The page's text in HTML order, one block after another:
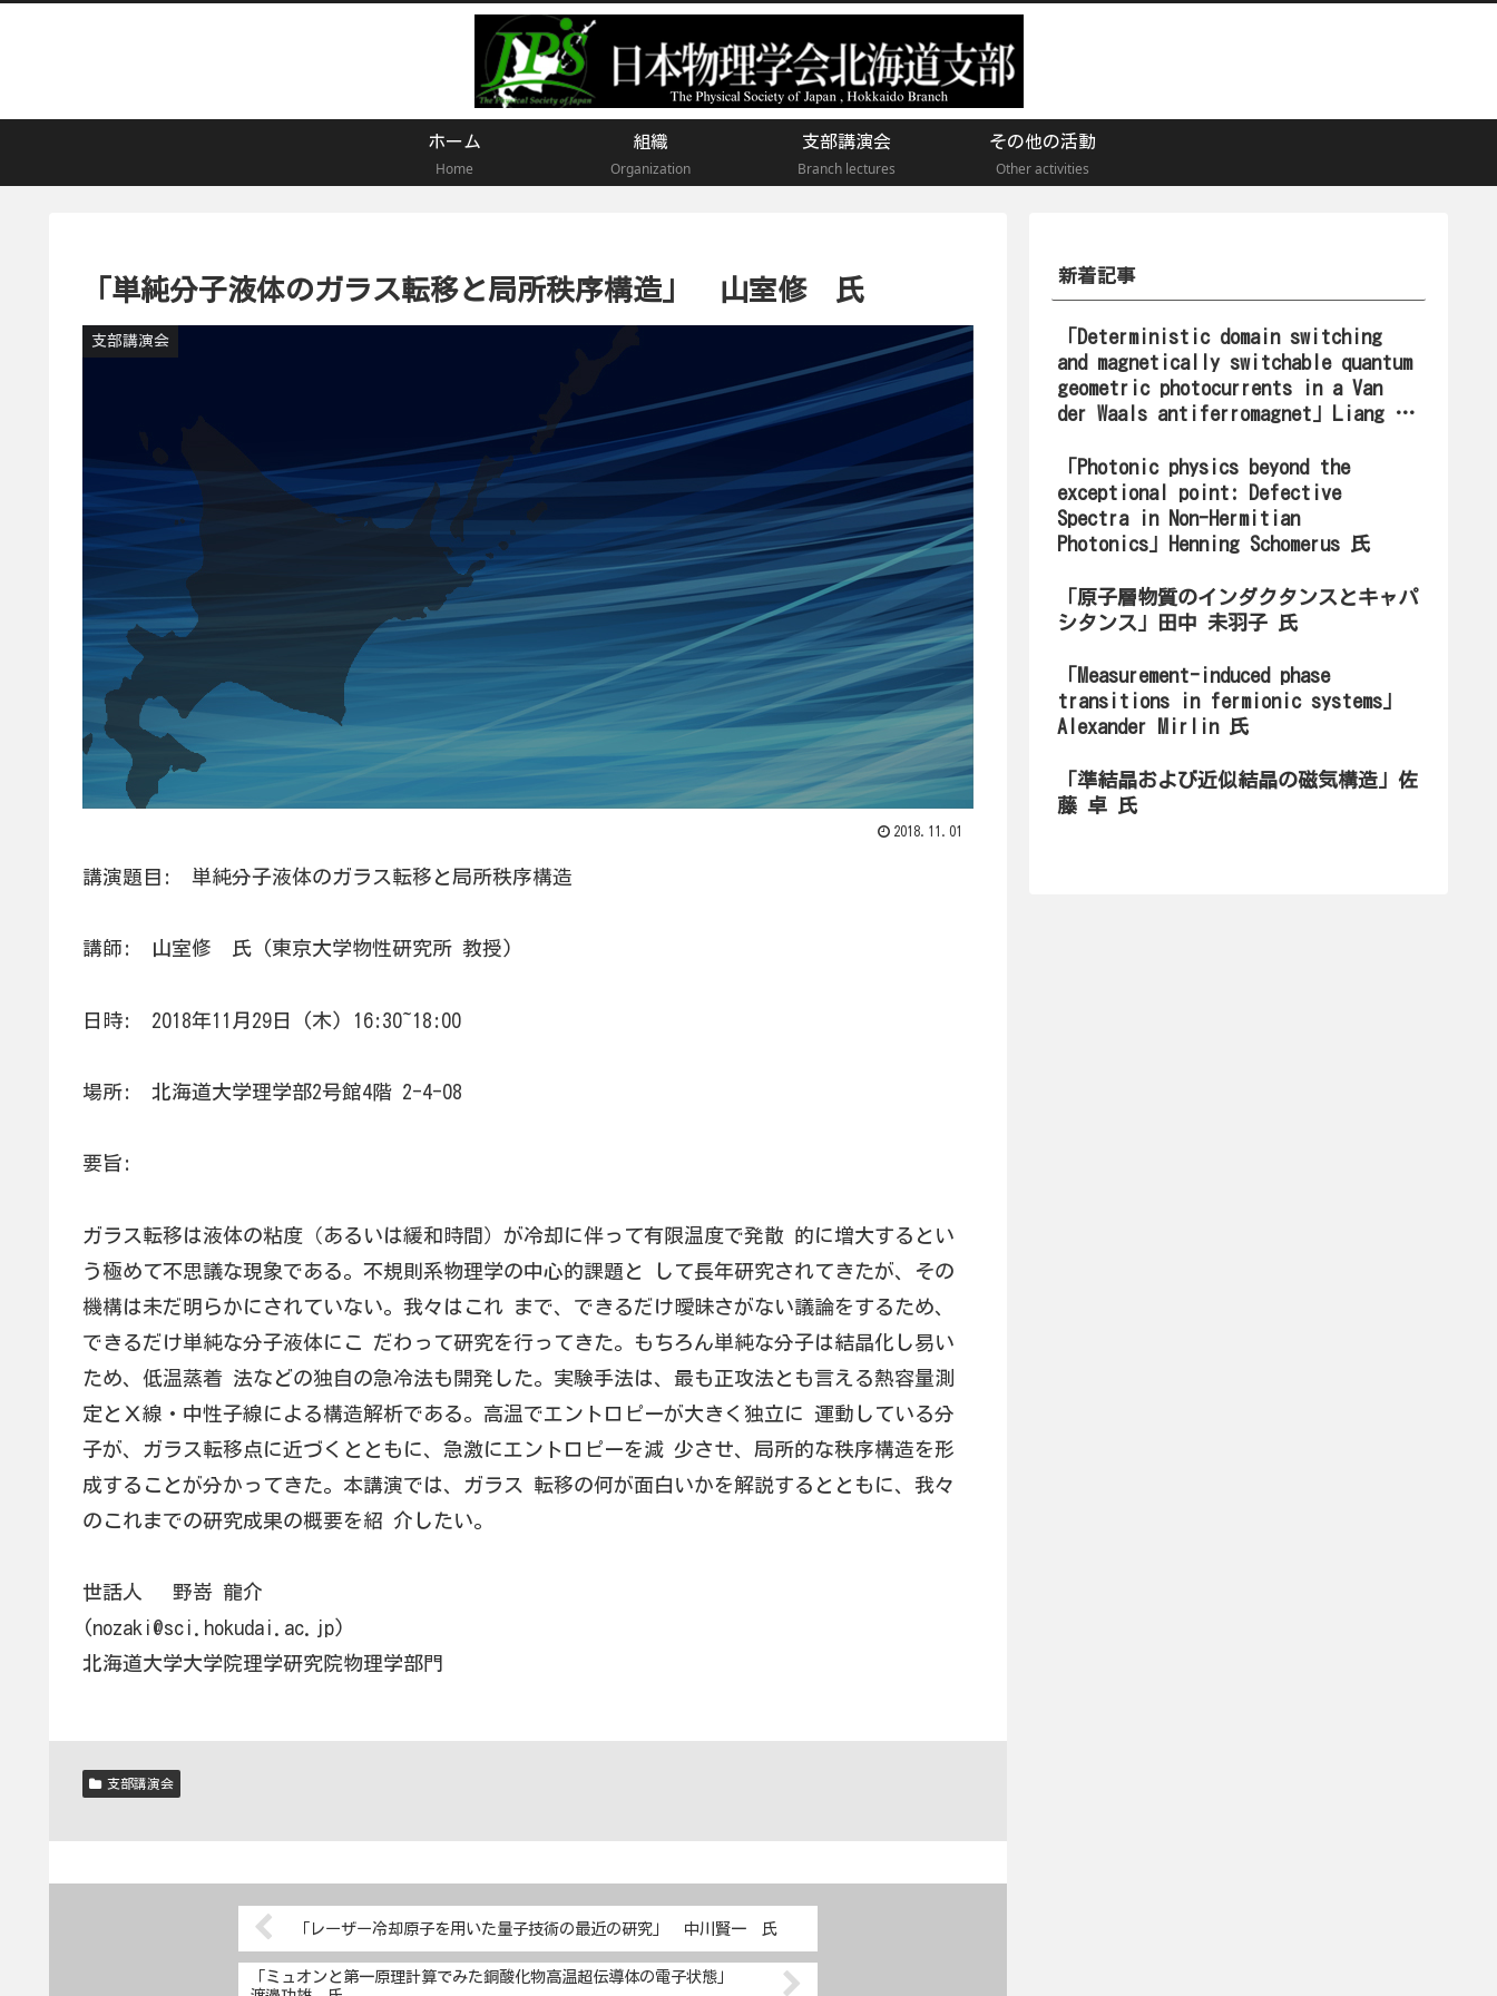
ホーム
Home
組織
Organization
支部講演会
Branch lectures
その他の活動
Other activities
「単純分子液体のガラス転移と局所秩序構造」 山室修 氏
支部講演会
2018.11.01
講演題目: 単純分子液体のガラス転移と局所秩序構造
講師: 山室修 氏 (東京大学物性研究所 教授)
日時: 2018年11月29日 (木) 16:30~18:00
場所: 北海道大学理学部2号館4階 2-4-08
要旨:
ガラス転移は液体の粘度（あるいは緩和時間）が冷却に伴って有限温度で発散 的に増大するとい
う極めて不思議な現象である。不規則系物理学の中心的課題と して長年研究されてきたが、その
機構は未だ明らかにされていない。我々はこれ まで、できるだけ曖昧さがない議論をするため、
できるだけ単純な分子液体にこ だわって研究を行ってきた。もちろん単純な分子は結晶化し易い
ため、低温蒸着 法などの独自の急冷法も開発した。実験手法は、最も正攻法とも言える熱容量測
定とＸ線・中性子線による構造解析である。高温でエントロピーが大きく独立に 運動している分
子が、ガラス転移点に近づくとともに、急激にエントロピーを減 少させ、局所的な秩序構造を形
成することが分かってきた。本講演では、ガラス 転移の何が面白いかを解説するとともに、我々
のこれまでの研究成果の概要を紹 介したい。
世話人 野嵜 龍介
(nozaki@sci.hokudai.ac.jp)
北海道大学大学院理学研究院物理学部門
支部講演会
「レーザー冷却原子を用いた量子技術の最近の研究」 中川賢一 氏
「ミュオンと第一原理計算でみた銅酸化物高温超伝導体の電子状態」
新着記事
「Deterministic domain switching
and magnetically switchable quantum
geometric photocurrents in a Van
der Waals antiferromagnet」Liang Wu
「Photonic physics beyond the
exceptional point: Defective
Spectra in Non-Hermitian
Photonics」Henning Schomerus 氏
「原子層物質のインダクタンスとキャパ
シタンス」田中 未羽子 氏
「Measurement-induced phase
transitions in fermionic systems」
Alexander Mirlin 氏
「準結晶および近似結晶の磁気構造」佐
藤 卓 氏